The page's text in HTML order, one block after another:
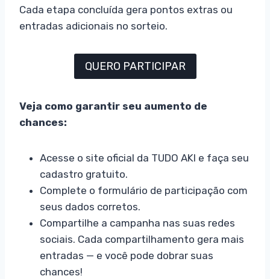
Cada etapa concluída gera pontos extras ou
entradas adicionais no sorteio.
QUERO PARTICIPAR
Veja como garantir seu aumento de
chances:
Acesse o site oficial da TUDO AKI e faça seu
cadastro gratuito.
Complete o formulário de participação com
seus dados corretos.
Compartilhe a campanha nas suas redes
sociais. Cada compartilhamento gera mais
entradas — e você pode dobrar suas
chances!